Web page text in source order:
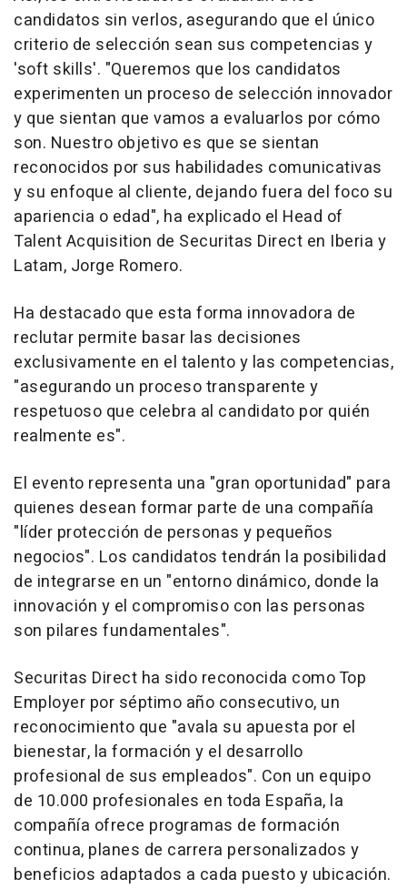
candidatos sin verlos, asegurando que el único
criterio de selección sean sus competencias y
'soft skills'. "Queremos que los candidatos
experimenten un proceso de selección innovador
y que sientan que vamos a evaluarlos por cómo
son. Nuestro objetivo es que se sientan
reconocidos por sus habilidades comunicativas
y su enfoque al cliente, dejando fuera del foco su
apariencia o edad", ha explicado el Head of
Talent Acquisition de Securitas Direct en Iberia y
Latam, Jorge Romero.
Ha destacado que esta forma innovadora de
reclutar permite basar las decisiones
exclusivamente en el talento y las competencias,
"asegurando un proceso transparente y
respetuoso que celebra al candidato por quién
realmente es".
El evento representa una "gran oportunidad" para
quienes desean formar parte de una compañía
"líder protección de personas y pequeños
negocios". Los candidatos tendrán la posibilidad
de integrarse en un "entorno dinámico, donde la
innovación y el compromiso con las personas
son pilares fundamentales".
Securitas Direct ha sido reconocida como Top
Employer por séptimo año consecutivo, un
reconocimiento que "avala su apuesta por el
bienestar, la formación y el desarrollo
profesional de sus empleados". Con un equipo
de 10.000 profesionales en toda España, la
compañía ofrece programas de formación
continua, planes de carrera personalizados y
beneficios adaptados a cada puesto y ubicación.